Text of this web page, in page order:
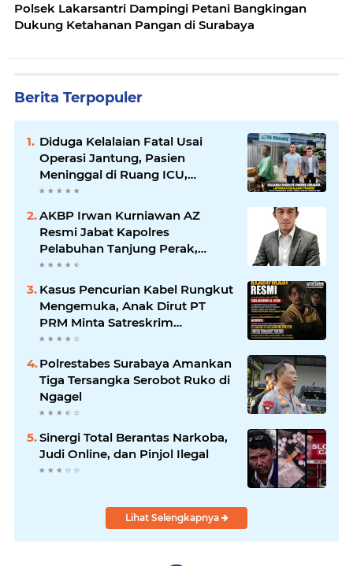
Polsek Lakarsantri Dampingi Petani Bangkingan
Dukung Ketahanan Pangan di Surabaya
Berita Terpopuler
Diduga Kelalaian Fatal Usai
Operasi Jantung, Pasien
Meninggal di Ruang ICU,
Keluarga Tuntut RSUD dr.
Soewandhie Bertanggung
Jawab
AKBP Irwan Kurniawan AZ
Resmi Jabat Kapolres
Pelabuhan Tanjung Perak,
Pimpinan Redaksi
HarianMataBerita.com
Sampaikan Ucapan Selamat
Kasus Pencurian Kabel Rungkut
Mengemuka, Anak Dirut PT
PRM Minta Satreskrim
Polrestabes Surabaya Usut
Hingga Tuntas
Polrestabes Surabaya Amankan
Tiga Tersangka Serobot Ruko di
Ngagel
Sinergi Total Berantas Narkoba,
Judi Online, dan Pinjol Ilegal
Lihat Selengkapnya